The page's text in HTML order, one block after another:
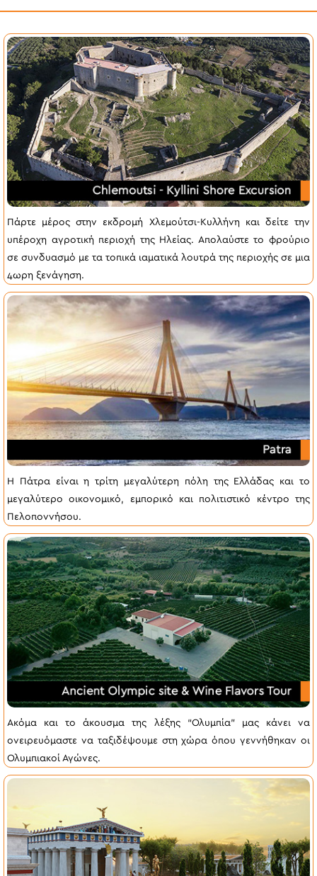
h
u
l
d
b
e
l
f
b
l
a
n
k
Πάρτε μέρος στην εκδρομή Χλεμούτσι-Κυλλήνη και δείτε την
υπέροχη αγροτική περιοχή της Ηλείας. Απολαύστε το φρούριο
σε συνδυασμό με τα τοπικά ιαματικά λουτρά της περιοχής σε μια
4ωρη ξενάγηση.
Η Πάτρα είναι η τρίτη μεγαλύτερη πόλη της Ελλάδας και το
μεγαλύτερο οικονομικό, εμπορικό και πολιτιστικό κέντρο της
Πελοποννήσου.
Ακόμα και το άκουσμα της λέξης “Ολυμπία” μας κάνει να
ονειρευόμαστε να ταξιδέψουμε στη χώρα όπου γεννήθηκαν οι
Ολυμπιακοί Αγώνες.